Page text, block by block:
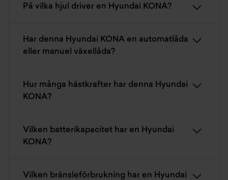
På vilka hjul driver en Hyundai KONA?
Har denna Hyundai KONA en automatlåda
eller manuel växellåda?
Hur många hästkrafter har denna Hyundai
KONA?
Vilken batterikapacitet har en Hyundai
KONA?
Vilken bränsleförbrukning har en Hyundai